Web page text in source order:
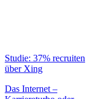
Studie: 37% recruiten
über Xing
Das Internet –